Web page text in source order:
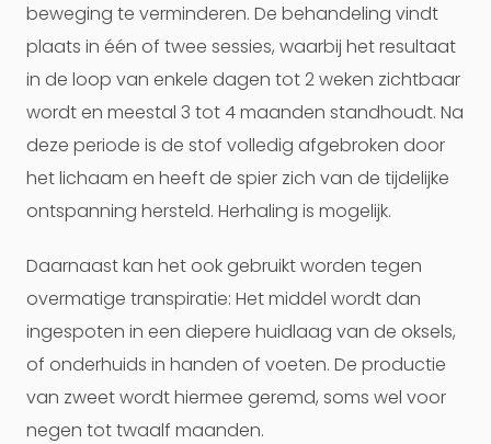
beweging te verminderen. De behandeling vindt
plaats in één of twee sessies, waarbij het resultaat
in de loop van enkele dagen tot 2 weken zichtbaar
wordt en meestal 3 tot 4 maanden standhoudt. Na
deze periode is de stof volledig afgebroken door
het lichaam en heeft de spier zich van de tijdelijke
ontspanning hersteld. Herhaling is mogelijk.
Daarnaast kan het ook gebruikt worden tegen
overmatige transpiratie: Het middel wordt dan
ingespoten in een diepere huidlaag van de oksels,
of onderhuids in handen of voeten. De productie
van zweet wordt hiermee geremd, soms wel voor
negen tot twaalf maanden.